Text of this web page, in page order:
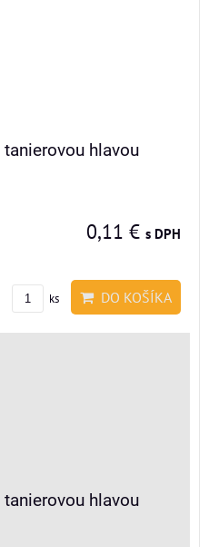
hlavou
0,11 € s DPH
ks DO KOŠÍKA
hlavou